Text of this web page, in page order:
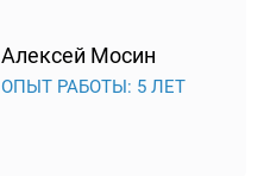
Алексей Мосин
ОПЫТ РАБОТЫ: 5 ЛЕТ